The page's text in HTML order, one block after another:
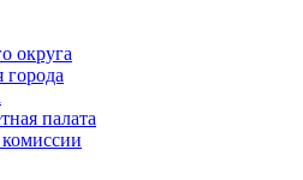
округа
палата